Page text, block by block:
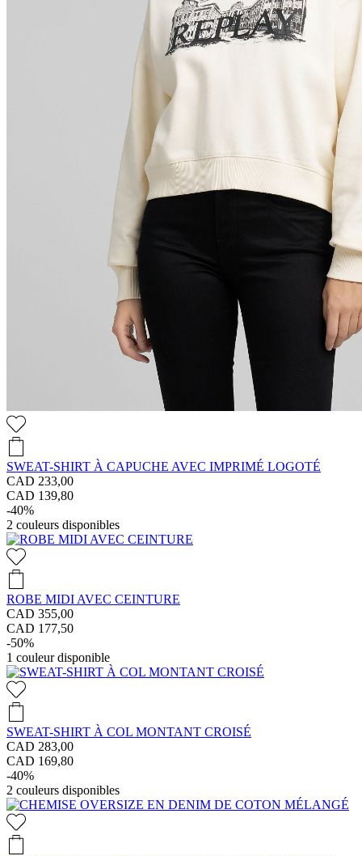
SWEAT-SHIRT À CAPUCHE AVEC IMPRIMÉ LOGOTÉ
CAD 233,00
CAD 139,80
-40%
2 couleurs disponibles
ROBE MIDI AVEC CEINTURE
CAD 355,00
CAD 177,50
-50%
1 couleur disponible
SWEAT-SHIRT À COL MONTANT CROISÉ
CAD 283,00
CAD 169,80
-40%
2 couleurs disponibles